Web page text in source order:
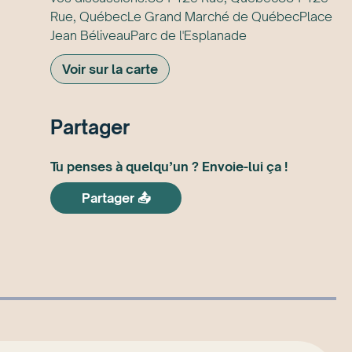
Rue, QuébecLe Grand Marché de QuébecPlace
Jean BéliveauParc de l'Esplanade
Voir sur la carte
Partager
Tu penses à quelqu’un ? Envoie-lui ça !
Partager 📤